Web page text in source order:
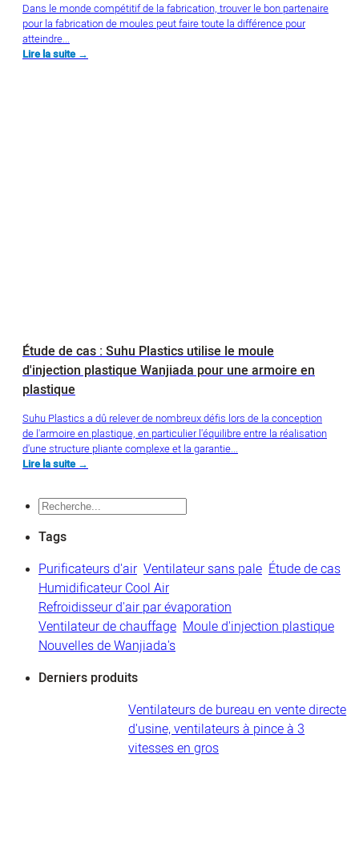
Dans le monde compétitif de la fabrication, trouver le bon partenaire
pour la fabrication de moules peut faire toute la différence pour
atteindre...
Lire la suite →
Étude de cas : Suhu Plastics utilise le moule
d'injection plastique Wanjiada pour une armoire en
plastique
Suhu Plastics a dû relever de nombreux défis lors de la conception
de l'armoire en plastique, en particulier l'équilibre entre la réalisation
d'une structure pliante complexe et la garantie...
Lire la suite →
Recherche
Tags
Purificateurs d'air Ventilateur sans pale Étude de cas
Humidificateur Cool Air
Refroidisseur d'air par évaporation
Ventilateur de chauffage Moule d'injection plastique
Nouvelles de Wanjiada's
Derniers produits
Ventilateurs de bureau en vente directe
d'usine, ventilateurs à pince à 3
vitesses en gros